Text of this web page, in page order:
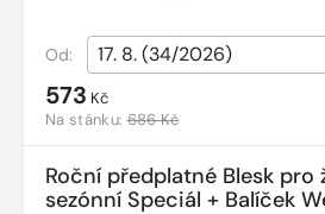
Od:
573 Kč
Na stánku:686 Kč
Roční předplatné Blesk pro
sezónní Speciál + Balíček